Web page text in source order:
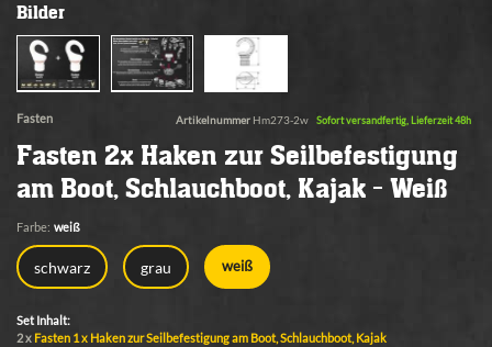
Bilder
Fasten Artikelnummer Hm273-2w Sofort versandfertig, Lieferzeit 48h
Fasten 2x Haken zur Seilbefestigung
am Boot, Schlauchboot, Kajak - Weiß
Farbe: weiß
schwarz grau weiß
Set Inhalt:
2 x Fasten 1 x Haken zur Seilbefestigung am Boot, Schlauchboot, Kajak